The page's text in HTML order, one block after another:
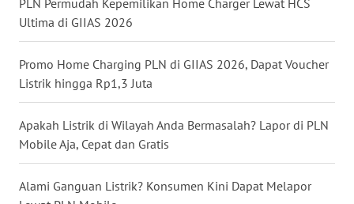
Ultima di GIIAS 2026
Promo Home Charging PLN di GIIAS 2026, Dapat Voucher
Listrik hingga Rp1,3 Juta
Apakah Listrik di Wilayah Anda Bermasalah? Lapor di PLN
Mobile Aja, Cepat dan Gratis
Alami Ganguan Listrik? Konsumen Kini Dapat Melapor